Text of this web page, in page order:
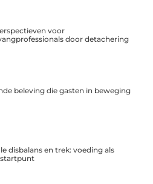
voor
door detachering
beleving die gasten in beweging
disbalans en trek: voeding als